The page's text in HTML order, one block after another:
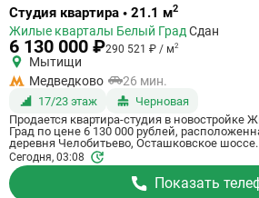
Ссылка
квартиру
Студия квартира • 21.1 м2
Жилые кварталы Белый Град Сдан
6 130 000 ₽290 521 ₽ / м2
Мытищи
Медведково
26 мин.
17/23 этаж
Черновая
Продается квартира-студия в
Град по цене 6 130 000 рублей,
деревня Челобитьево, Осташковское
Ingrad. Квартира сдается в III квартале 2026
в 26 минутах на машине от метро
квартиры - 21.1 м². Этаж 17 из 23. ID
сообщите его когда будете звонить.
Сегодня, 03:08
Показать